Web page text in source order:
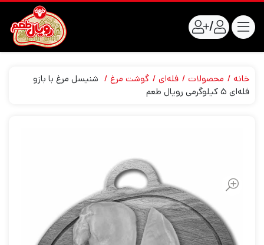
/
خانه محصولات فله‌ای گوشت مرغ
شنیسل مرغ با بازو
فله‌ای ۵ کیلوگرمی رویال طعم